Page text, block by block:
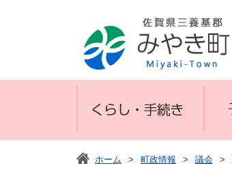
ホーム > 町政情報 > 議会 >